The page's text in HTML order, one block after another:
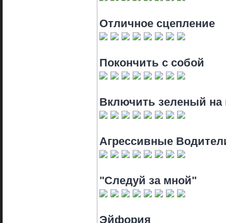
Отличное сцепление
Покончить с собой
Включить зеленый на
Агрессивные
"Следуй за мной"
Эйфория